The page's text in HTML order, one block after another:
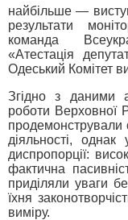
найбільше —
результати
команда
«Атестація
Одеський Комітет
Згідно з даними
роботи Верховної
продемонстрували
діяльності, однак
диспропорції:
фактична
приділяли уваги
їхня
виміру.